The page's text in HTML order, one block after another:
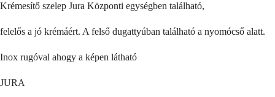
Krémesítő szelep Jura Központi egységben található,
felelős a jó krémáért. A felső dugattyúban található a nyomócső alatt.
Inox rugóval ahogy a képen látható
JURA